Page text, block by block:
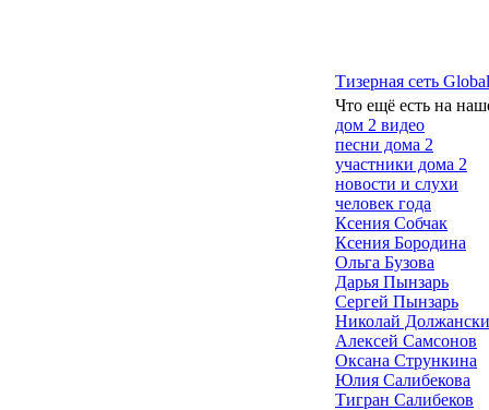
Тизерная сеть
Что ещё есть на
дом 2 видео
песни дома 2
участники дома 2
новости и слухи
человек года
Ксения Собчак
Ксения Бородина
Ольга Бузова
Дарья Пынзарь
Сергей Пынзарь
Николай
Алексей Самсонов
Оксана Стрункина
Юлия Салибекова
Тигран Салибеков